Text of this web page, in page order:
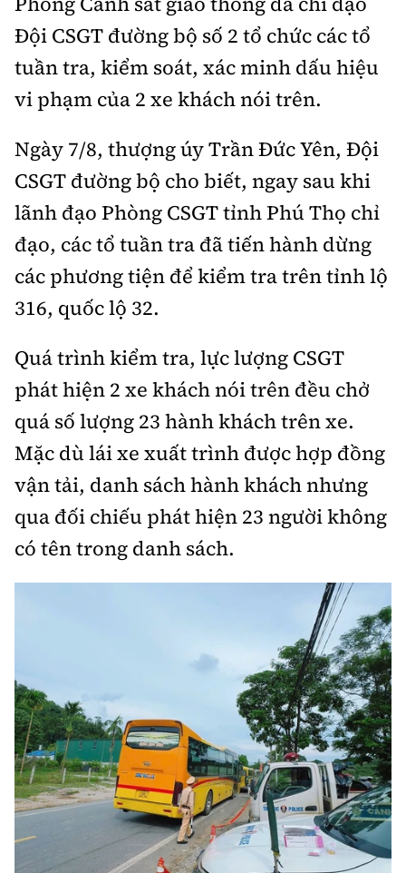
Tổng biên tập:Nguyễn Thị Hồng Nga
Phó Tổng biên tập:Nguyễn Sơn Tùng,
Nguyễn Đức Thắng, La Đức Hùng
Hotline:
Quảng cáo và Phát hành:
Email:bandoc@baoxaydung.vn
Cấm sao chép dưới mọi hình thức nếu không có sự
chấp thuận bằng văn bản.
soạn
Đội CSGT đường bộ số 2 tổ chức các tổ
tuần tra, kiểm soát, xác minh dấu hiệu
vi phạm của 2 xe khách nói trên.
Ngày 7/8, thượng úy Trần Đức Yên, Đội
CSGT đường bộ cho biết, ngay sau khi
lãnh đạo Phòng CSGT tỉnh Phú Thọ chỉ
đạo, các tổ tuần tra đã tiến hành dừng
các phương tiện để kiểm tra trên tỉnh lộ
316, quốc lộ 32.
Quá trình kiểm tra, lực lượng CSGT
phát hiện 2 xe khách nói trên đều chở
quá số lượng 23 hành khách trên xe.
Mặc dù lái xe xuất trình được hợp đồng
vận tải, danh sách hành khách nhưng
qua đối chiếu phát hiện 23 người không
có tên trong danh sách.